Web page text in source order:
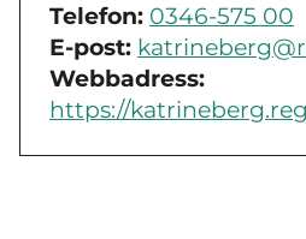
Telefon: 0346-575 00
E-post:
Webbadress:
https://